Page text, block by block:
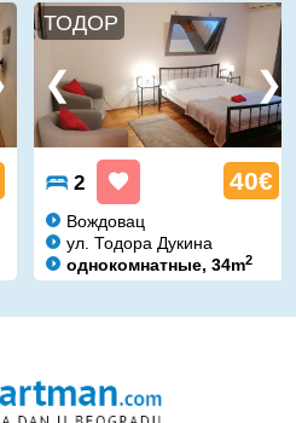
ТОДОР
2 40€
Вождовац
ул. Тодора Дукина
однокомнатные, 34m2